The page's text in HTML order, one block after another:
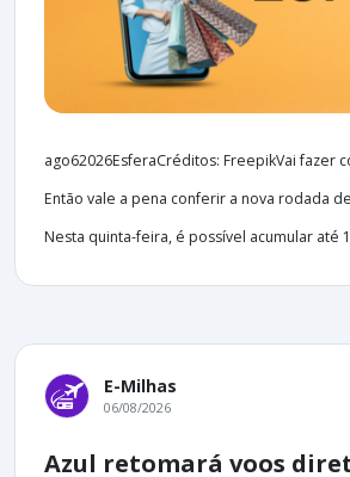
ago62026EsferaCréditos: FreepikVai fazer
Então vale a pena conferir a nova rodada
Nesta quinta-feira, é possível acumular até
E-Milhas
06/08/2026
Azul retomará voos